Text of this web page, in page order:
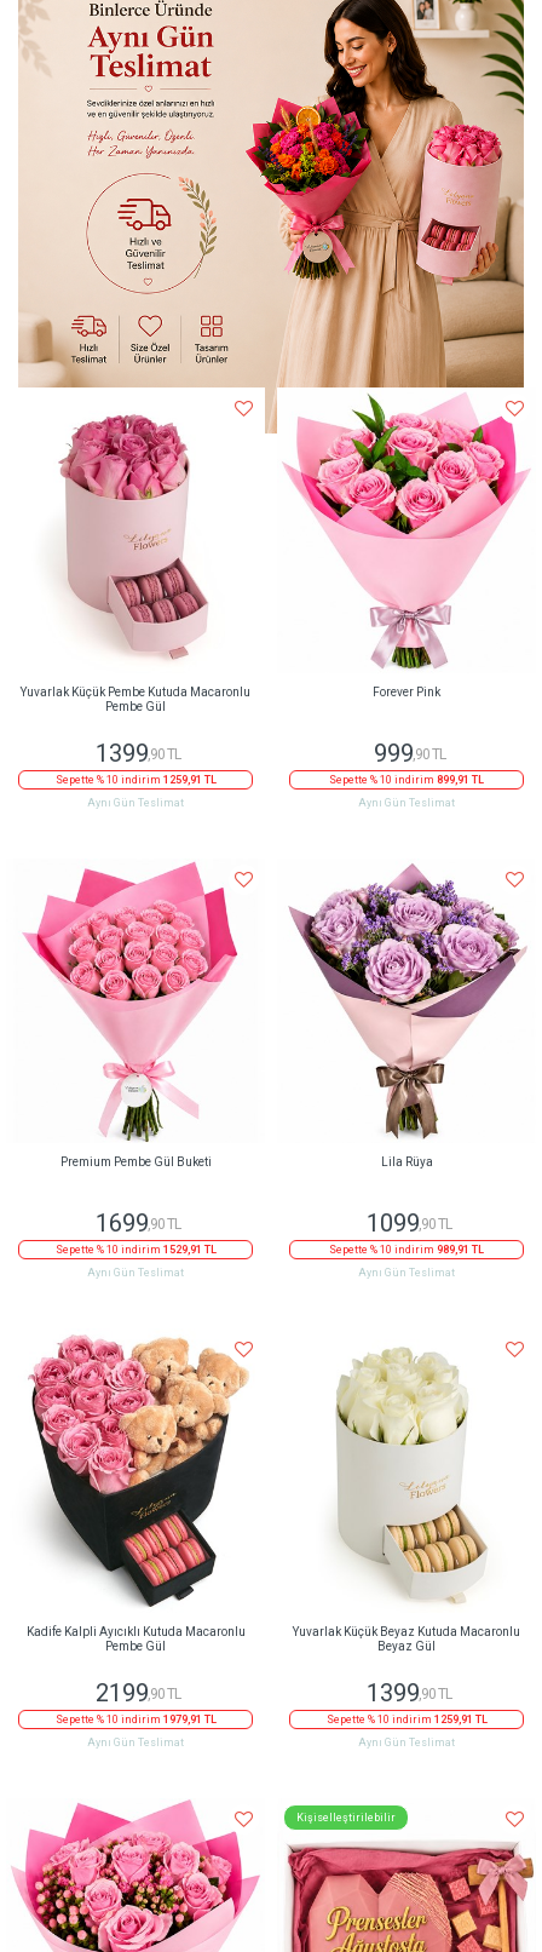
Yuvarlak Küçük Pembe Kutuda Macaronlu
Pembe Gül
1399 ,90 TL
Sepette % 10 indirim 1259,91 TL
Aynı Gün Teslimat
Forever Pink
999,90 TL
Sepette % 10 indirim 899,91 TL
Aynı Gün Teslimat
Premium Pembe Gül Buketi
1699,90 TL
Sepette % 10 indirim 1529,91 TL
Aynı Gün Teslimat
Lila Rüya
1099,90 TL
Sepette % 10 indirim 989,91 TL
Aynı Gün Teslimat
Kadife Kalpli Ayıcıklı Kutuda Macaronlu
Pembe Gül
2199,90 TL
Sepette % 10 indirim 1979,91 TL
Aynı Gün Teslimat
Yuvarlak Küçük Beyaz Kutuda Macaronlu
Beyaz Gül
1399,90 TL
Sepette % 10 indirim 1259,91 TL
Aynı Gün Teslimat
Kişiselleştirilebilir